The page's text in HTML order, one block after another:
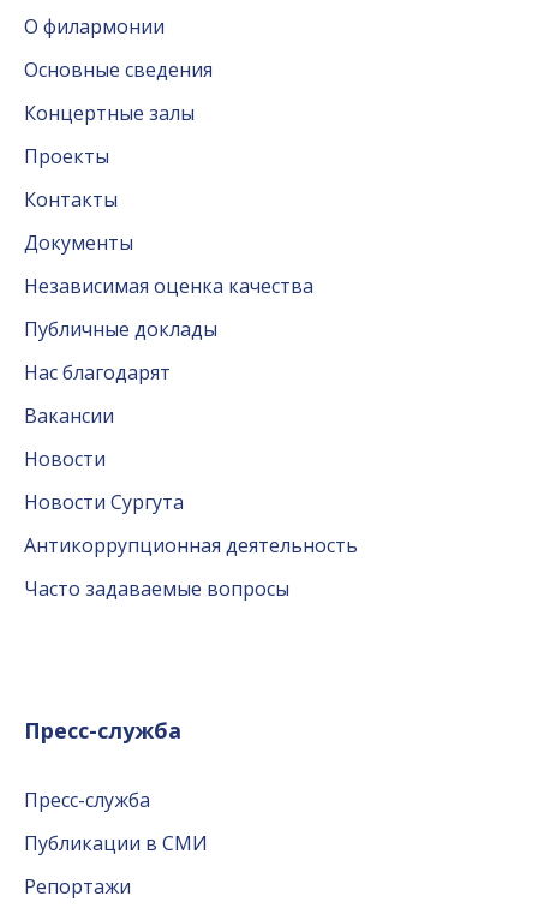
О филармонии
Основные сведения
Концертные залы
Проекты
Контакты
Документы
Независимая оценка качества
Публичные доклады
Нас благодарят
Вакансии
Новости
Новости Сургута
Антикоррупционная деятельность
Часто задаваемые вопросы
Пресс-служба
Пресс-служба
Публикации в СМИ
Репортажи